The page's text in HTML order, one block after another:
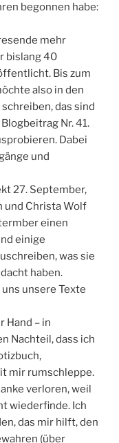
bislang 40
Bis zum
also in den
das sind
Nr. 41.
Dabei
und
27. September,
Christa Wolf
einen
einige
was sie
haben.
unsere Texte
Hand – in
Nachteil, dass ich
mir rumschleppe.
verloren, weil
wiederfinde. Ich
das mir hilft, den
(über